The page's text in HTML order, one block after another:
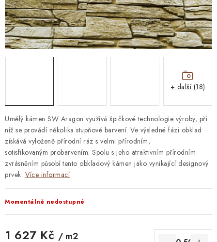
VZORKOVÉ OBKLADY
Umělý kámen SW Aragon využívá špičkové technologie výroby, při
níž se provádí několika stupňové barvení. Ve výsledné fázi obklad
získává vyloženě přírodní ráz s velmi přírodním,
sotisfikovaným probarvením. Spolu s jeho atraktivním přírodním
zvrásněním působí tento obkladový kámen jako vynikající designový
prvek. Více informací
Momentálně nedostupné
1 627 Kč / m2
+ další (18)